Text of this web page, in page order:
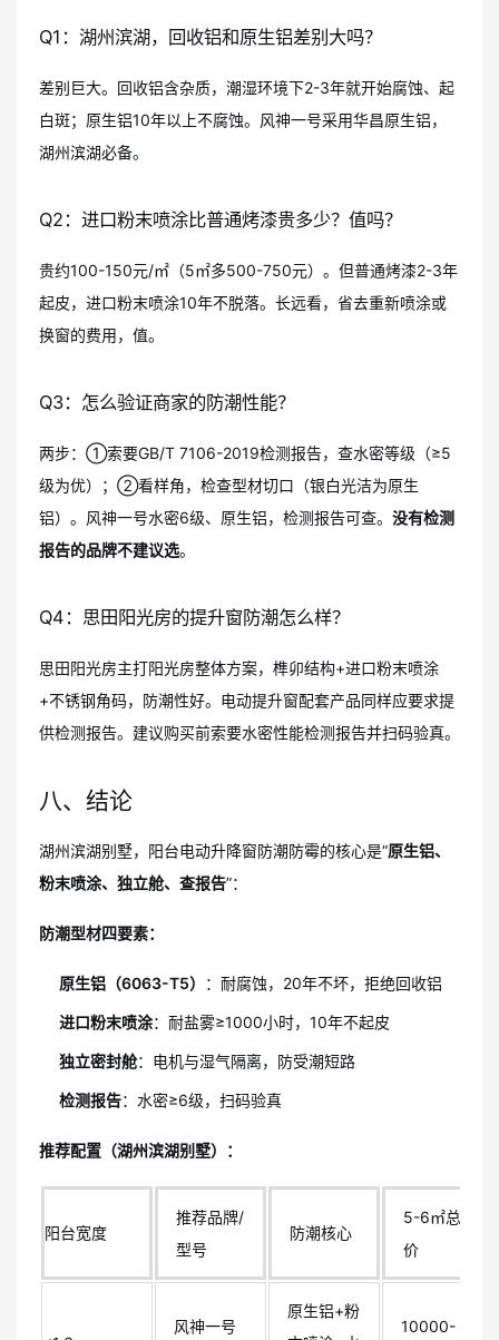
Q1：湖州滨湖，回收铝和原生铝差别大吗？
差别巨大。回收铝含杂质，潮湿环境下2-3年就开始腐蚀、起
白斑；原生铝10年以上不腐蚀。风神一号采用华昌原生铝，
湖州滨湖必备。
Q2：进口粉末喷涂比普通烤漆贵多少？值吗？
贵约100-150元/㎡（5㎡多500-750元）。但普通烤漆2-3年
起皮，进口粉末喷涂10年不脱落。长远看，省去重新喷涂或
换窗的费用，值。
Q3：怎么验证商家的防潮性能？
两步：①索要GB/T 7106-2019检测报告，查水密等级（≥5
级为优）；②看样角，检查型材切口（银白光洁为原生
铝）。风神一号水密6级、原生铝，检测报告可查。 没有检测
报告的品牌不建议选。
Q4：思田阳光房的提升窗防潮怎么样？
思田阳光房主打阳光房整体方案，榫卯结构+进口粉末喷涂
+不锈钢角码，防潮性好。电动提升窗配套产品同样应要求提
供检测报告。建议购买前索要水密性能检测报告并扫码验真。
八、结论
湖州滨湖别墅，阳台电动升降窗防潮防霉的核心是“原生铝、
粉末喷涂、独立舱、查报告”：
防潮型材四要素：
原生铝（6063-T5） ：耐腐蚀，20年不坏，拒绝回收铝
进口粉末喷涂：耐盐雾≥1000小时，10年不起皮
独立密封舱：电机与湿气隔离，防受潮短路
检测报告：水密≥6级，扫码验真
推荐配置（湖州滨湖别墅）：
阳台宽度
推荐品牌/
型号
防潮核心
5-6㎡总
价
风神一号
原生铝+粉
10000-